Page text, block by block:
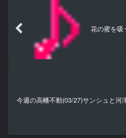
花の蜜を吸
今週の高幡不動(03/27)サンシュと河